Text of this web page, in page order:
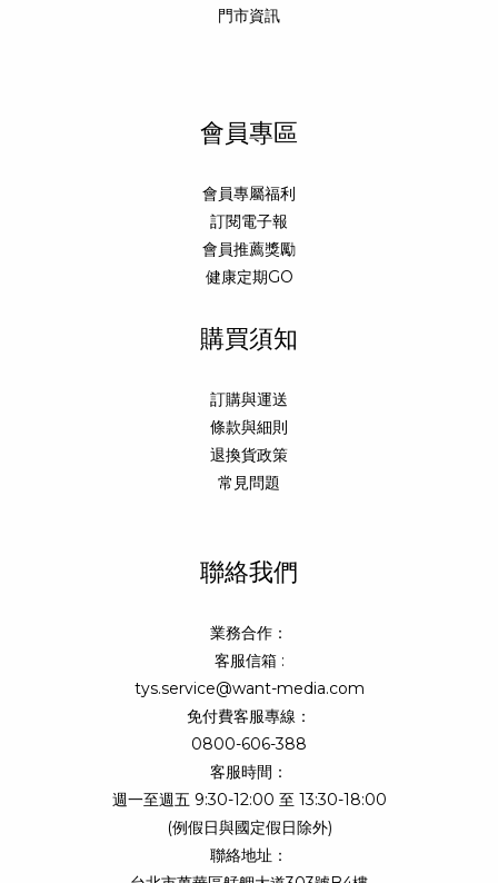
門市資訊
會員專區
會員專屬福利
訂閱電子報
會員推薦獎勵
健康定期GO
購買須知
訂購與運送
條款與細則
退換貨政策
常見問題
聯絡我們
業務合作：
客服信箱 :
tys.service@want-media.com
免付費客服專線：
0800-606-388
客服時間：
週一至週五 9:30-12:00 至 13:30-18:00
(例假日與國定假日除外)
聯絡地址：